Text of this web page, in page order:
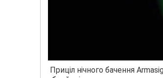
Приціл нічного бачення